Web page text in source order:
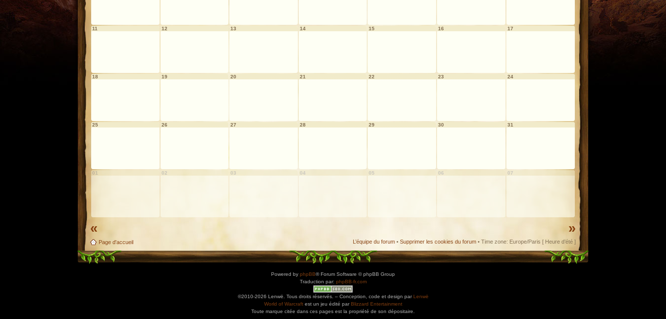
11 12 13 14 15 16 17
18 19 20 21 22 23 24
25 26 27 28 29 30 31
01 02 03 04 05 06 07
« »
Page d'accueil L’équipe du forum • Supprimer les cookies du forum • Time zone: Europe/Paris [ Heure d’été ]
Powered by phpBB® Forum Software © phpBB Group
Traduction par: phpBB-fr.com
©2010-2026 Lenwë. Tous droits réservés. – Conception, code et design par Lenwë
World of Warcraftest un jeu édité par Blizzard Entertainment
Toute marque citée dans ces pages est la propriété de son dépositaire.